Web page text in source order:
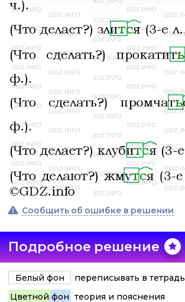
Сообщить об ошибке в решении
Подробное решение
Белый фон
переписывать в тетрадь
Цветной фон теория и пояснения